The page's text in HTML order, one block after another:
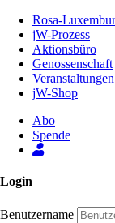
Inhalt
Seite
Rosa-
jW-Prozess
Aktionsbüro
Genossenschaft
Veranstaltungen
jW-Shop
Abo
Spende
Login
Benutzername